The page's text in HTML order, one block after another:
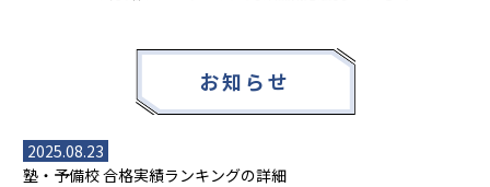
お知らせ
2025.08.23
塾・予備校 合格実績ランキングの詳細